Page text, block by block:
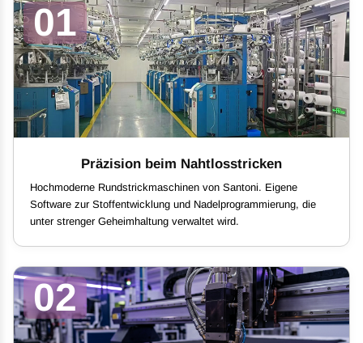
01
Präzision beim Nahtlosstricken
Hochmoderne Rundstrickmaschinen von Santoni. Eigene
Software zur Stoffentwicklung und Nadelprogrammierung, die
unter strenger Geheimhaltung verwaltet wird.
02